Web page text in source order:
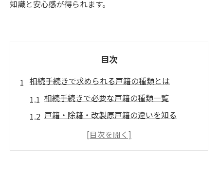
知識と安心感が得られます。
目次
相続手続きで求められる戸籍の種類とは
相続手続きで必要な戸籍の種類一覧
戸籍・除籍・改製原戸籍の違いを知る
相続における各戸籍の役割を解説
戸籍謄本・除籍謄本はどう使い分ける？